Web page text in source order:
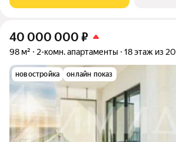
40 000 000 ₽
98 м² 2-комн. апартаменты 18 этаж из 20
новостройка онлайн показ